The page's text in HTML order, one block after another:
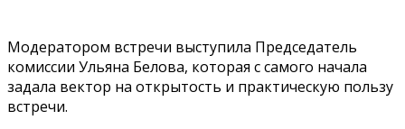
Модератором встречи выступила Председатель
комиссии Ульяна Белова, которая с самого начала
задала вектор на открытость и практическую пользу
встречи.